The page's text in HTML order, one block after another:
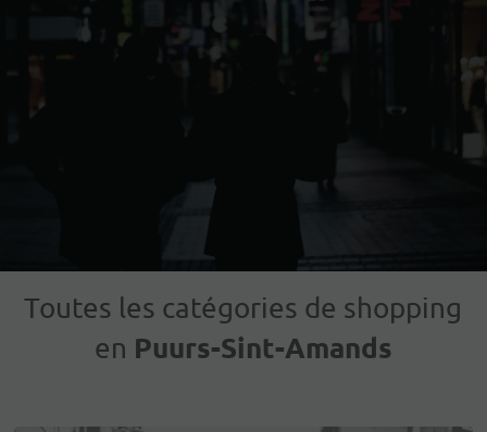
Toutes les catégories de shopping
en Puurs-Sint-Amands